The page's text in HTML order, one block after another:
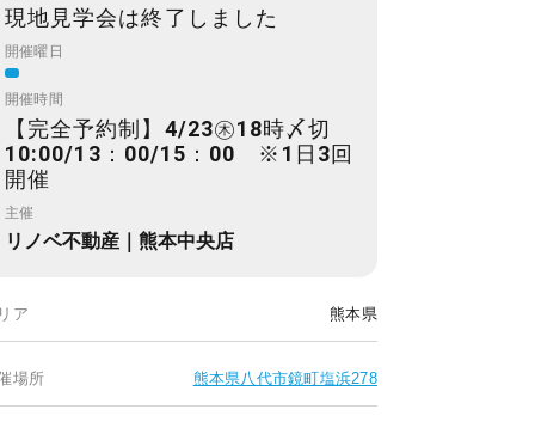
現地見学会は終了しました
開催曜日
開催時間
【完全予約制】4/23㊍18時〆切
10:00/13：00/15：00 ※1日3回
開催
主催
リノベ不動産｜熊本中央店
ア 熊本県
場所 熊本県八代市鏡町塩浜278